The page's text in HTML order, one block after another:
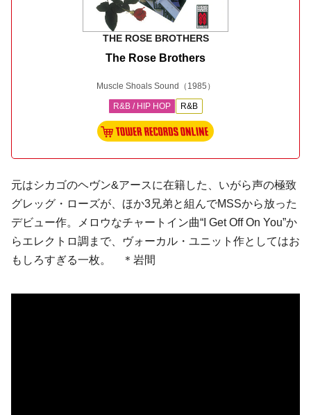
THE ROSE BROTHERS
The Rose Brothers
Muscle Shoals Sound （1985）
R&B / HIP HOP R&B
元はシカゴのヘヴン&アースに在籍した、いがら声の極致
グレッグ・ローズが、ほか3兄弟と組んでMSSから放った
デビュー作。メロウなチャートイン曲“I Get Off On You”か
らエレクトロ調まで、ヴォーカル・ユニット作としてはお
もしろすぎる一枚。 ＊岩間